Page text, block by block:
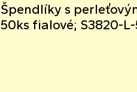
Špendlíky s
50ks fialové; S3820-